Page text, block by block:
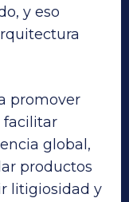
y eso
promover
facilitar
global,
productos
litigiosidad y